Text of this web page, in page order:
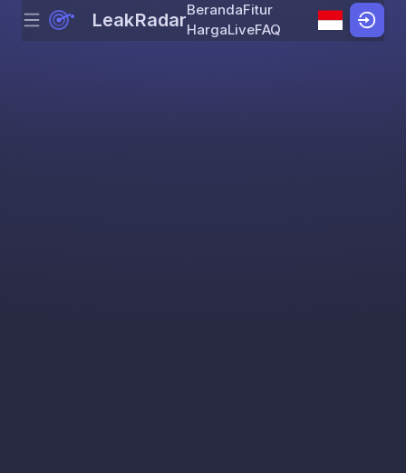
Skip to content
Menu LeakRadarBerandaFitur
HargaLiveFAQ